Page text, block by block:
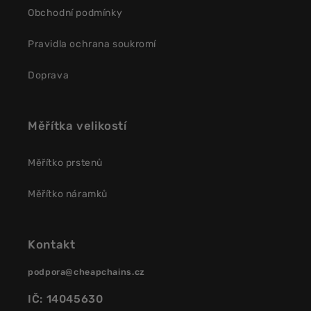
Obchodní podmínky
Pravidla ochrana soukromí
Doprava
Měřítka velikostí
Měřítko prstenů
Měřítko náramků
Kontakt
podpora@cheapchains.cz
IČ: 14045630